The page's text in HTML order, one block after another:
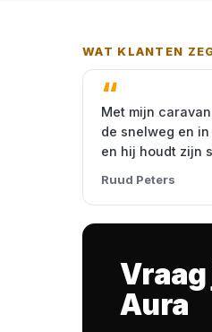
WAT KLANTEN
Met mijn
de snelweg en
en hij houdt zijn
Ruud Peters
Vraag
Aura